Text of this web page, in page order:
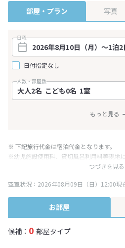
部屋・プラン 写真
日程
日付指定なし
人数・部屋数
もっと見る
つづきを見る
※ 下記旅行代金は宿泊代金となります。
※幼児施設使用料、貸切風呂利用料等現地
み表記となりますが、消費税増税に伴い代
※表示されている旅行代金・プラン内容は
終確認画面でご確認ください。
空室状況：2026年08月09日（日）12:00現
お部屋
候補： 0 部屋タイプ